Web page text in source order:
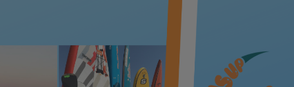
Skip to navigation